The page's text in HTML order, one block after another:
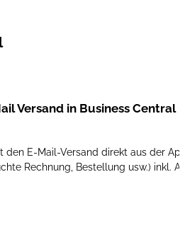
Versand in Business Central
den E-Mail-Versand direkt aus der
Rechnung, Bestellung usw.) inkl.